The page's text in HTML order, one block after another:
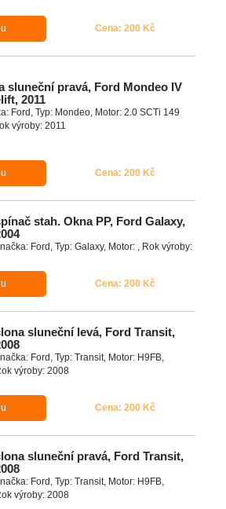
Cena: 200 Kč
sluneční pravá, Ford Mondeo IV
2011
Ford, Typ: Mondeo, Motor: 2.0 SCTi 149
výroby: 2011
Cena: 200 Kč
stah. Okna PP, Ford Galaxy,
Ford, Typ: Galaxy, Motor: , Rok výroby:
Cena: 200 Kč
sluneční levá, Ford Transit,
Ford, Typ: Transit, Motor: H9FB,
výroby: 2008
Cena: 200 Kč
sluneční pravá, Ford Transit,
Ford, Typ: Transit, Motor: H9FB,
výroby: 2008